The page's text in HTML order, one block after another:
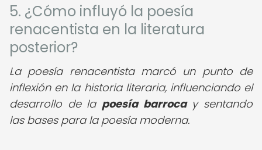
5. ¿Cómo influyó la poesía
renacentista en la literatura
posterior?
La poesía renacentista marcó un punto de
inflexión en la historia literaria, influenciando el
desarrollo de la poesía barrocay sentando
las bases para la poesía moderna.